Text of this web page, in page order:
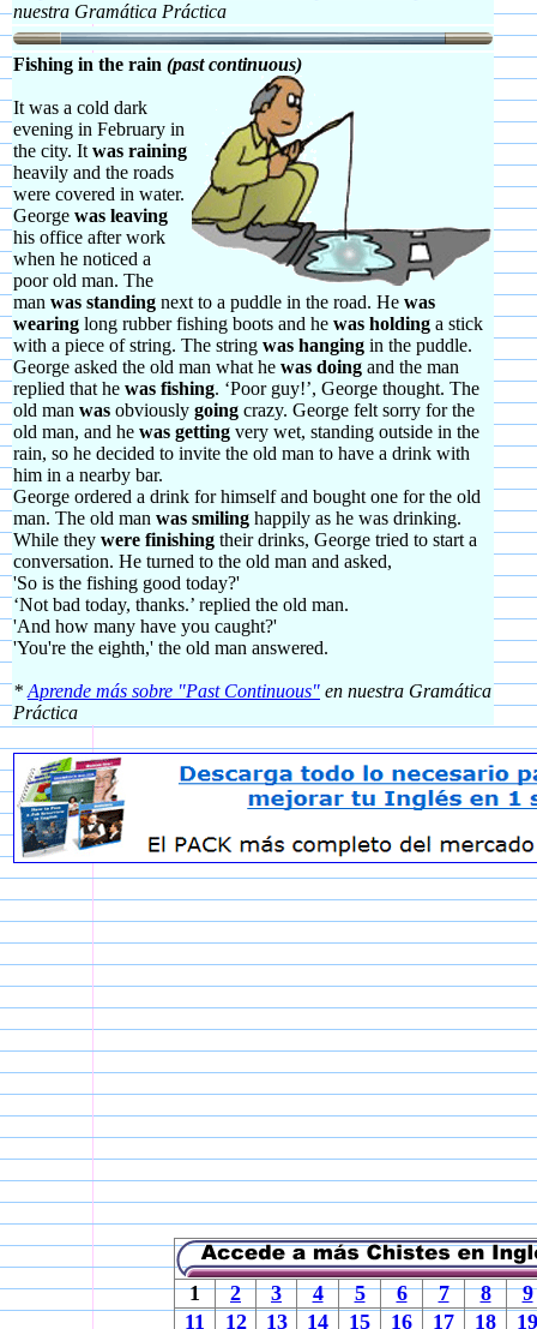
nuestra Gramática Práctica
Fishing in the rain (past continuous)
It was a cold dark
evening in February in
the city. It was raining
heavily and the roads
were covered in water.
George was leaving
his office after work
when he noticed a
poor old man. The
man was standing next to a puddle in the road. He was
wearing long rubber fishing boots and he was holding a stick
with a piece of string. The string was hanging in the puddle.
George asked the old man what he was doing and the man
replied that he was fishing. ‘Poor guy!’, George thought. The
old man was obviously going crazy. George felt sorry for the
old man, and he was getting very wet, standing outside in the
rain, so he decided to invite the old man to have a drink with
him in a nearby bar.
George ordered a drink for himself and bought one for the old
man. The old man was smiling happily as he was drinking.
While they were finishing their drinks, George tried to start a
conversation. He turned to the old man and asked,
'So is the fishing good today?'
‘Not bad today, thanks.’ replied the old man.
'And how many have you caught?'
'You're the eighth,' the old man answered.
* Aprende más sobre "Past Continuous" en nuestra Gramática
Práctica
1 2 3 4 5 6 7 8
9
11
12 13 14 15 16 17 18 19